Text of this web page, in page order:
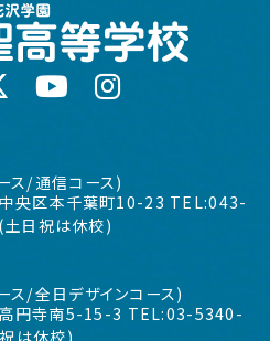
ス/通信コース)
央区本千葉町10-23 TEL:043-
日祝は休校)
/全日デザインコース)
円寺南5-15-3 TEL:03-5340-
は休校)